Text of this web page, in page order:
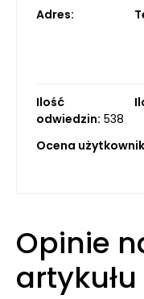
Adres:
Ilość
odwiedzin: 538
Ocena
Opinie
artykułu